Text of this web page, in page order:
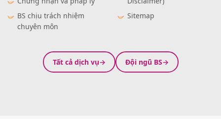
BS chịu trách nhiệm
chuyên môn
Sitemap
Tất cả dịch vụ Đội ngũ BS